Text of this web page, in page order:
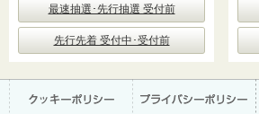
最速抽選･先行抽選 受付前
先行先着 受付中･受付前